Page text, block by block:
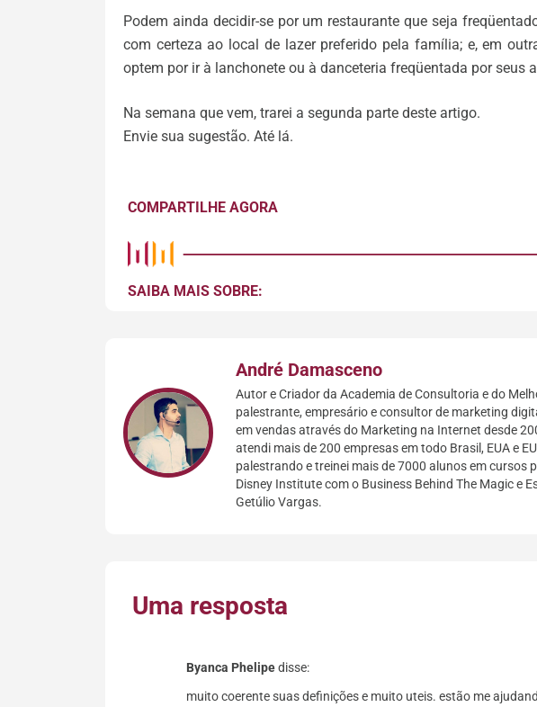
Podem ainda decidir-se por um restaurante que seja
com certeza ao local de lazer preferido pela família; e, em
optem por ir à lanchonete ou à danceteria freqüentada por seus
Na semana que vem, trarei a segunda parte deste artigo.
Envie sua sugestão. Até lá.
COMPARTILHE AGORA
SAIBA MAIS SOBRE:
André Damasceno
Autor e Criador da Academia de Consultoria e do
palestrante, empresário e consultor de marketing
em vendas através do Marketing na Internet desde
atendi mais de 200 empresas em todo Brasil, EUA e
palestrando e treinei mais de 7000 alunos em cursos
Disney Institute com o Business Behind The Magic e
Getúlio Vargas.
Uma resposta
Byanca Phelipedisse:
muito coerente suas definições e muito uteis. estão me